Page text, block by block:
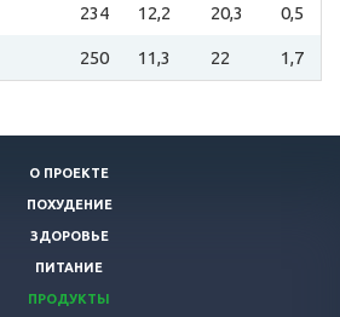
234 12,2 20,3 0,5
250 11,3 22 1,7
О ПРОЕКТЕ
ПОХУДЕНИЕ
ЗДОРОВЬЕ
ПИТАНИЕ
ПРОДУКТЫ